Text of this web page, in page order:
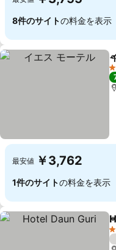
8件のサイトの料金を表示
2
最安値 ￥3,762
1件のサイトの料金を表示
2